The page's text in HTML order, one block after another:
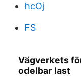
hcOj
FS
Vägverkets
odelbar last